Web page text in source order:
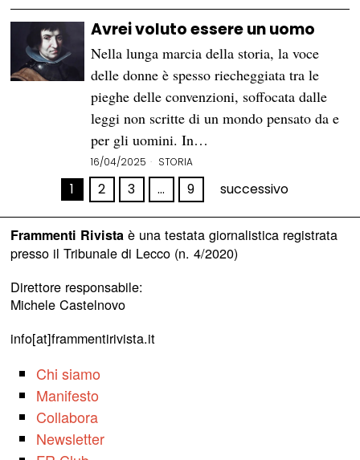
Avrei voluto essere un uomo
Nella lunga marcia della storia, la voce
delle donne è spesso riecheggiata tra le
pieghe delle convenzioni, soffocata dalle
leggi non scritte di un mondo pensato da e
per gli uomini. In…
16/04/2025 STORIA
1 2 3 … 9 successivo
Frammenti Rivistaè una testata giornalistica registrata
presso il Tribunale di Lecco (n. 4/2020)
Direttore responsabile:
Michele Castelnovo
info[at]frammentirivista.it
Chi siamo
Manifesto
Collabora
Newsletter